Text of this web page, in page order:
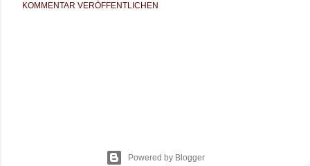
KOMMENTAR VERÖFFENTLICHEN
Powered by Blogger